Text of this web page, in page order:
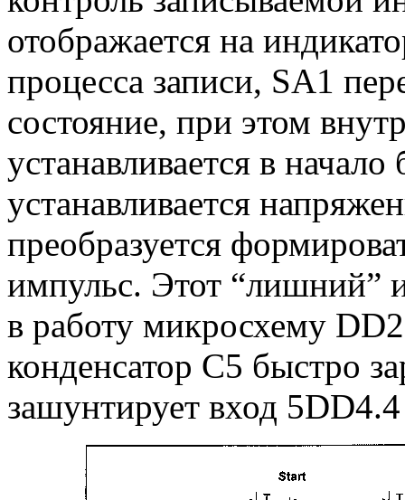
отображается на
процесса записи, SA1
состояние, при этом
устанавливается в
устанавливается
преобразуется
импульс. Этот “лишний”
в работу микросхему
конденсатор С5 быстро
зашунтирует вход